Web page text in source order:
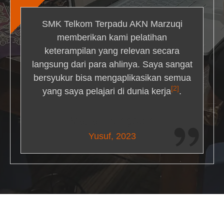
SMK Telkom Terpadu AKN Marzuqi
memberikan kami pelatihan
keterampilan yang relevan secara
langsung dari para ahlinya. Saya sangat
bersyukur bisa mengaplikasikan semua
yang saya pelajari di dunia kerja[2] .
Yusuf, 2023